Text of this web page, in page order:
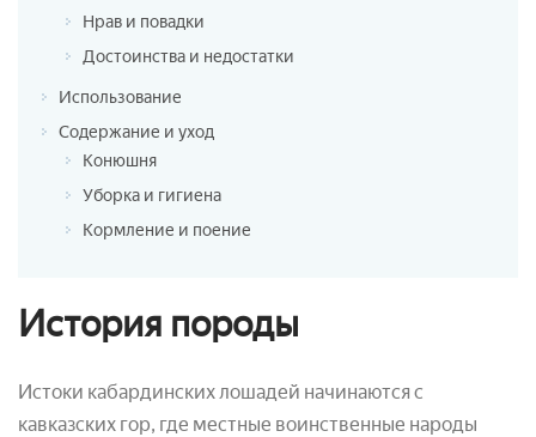
Нрав и повадки
Достоинства и недостатки
Использование
Содержание и уход
Конюшня
Уборка и гигиена
Кормление и поение
История породы
Истоки кабардинских лошадей начинаются с
кавказских гор, где местные воинственные народы